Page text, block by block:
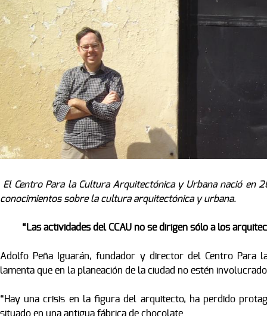
El Centro Para la Cultura Arquitectónica y Urbana nació en
conocimientos sobre la cultura arquitectónica y urbana.
“Las actividades del CCAU no se dirigen sólo a los
Adolfo Peña Iguarán, fundador y director del Centro Para
lamenta que en la planeación de la ciudad no estén
“Hay una crisis en la figura del arquitecto, ha perdido
situado en una antigua fábrica de chocolate.